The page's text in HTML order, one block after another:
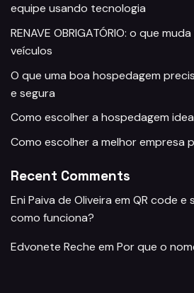
equipe usando tecnologia
RENAVE OBRIGATÓRIO: o que
veículos
O que uma boa hospedagem
e segura
Como escolher a hospedagem
Como escolher a melhor empresa
Recent Comments
Eni Paiva de Oliveira em QR code e
como funciona?
Edvonete Reche em Por que o